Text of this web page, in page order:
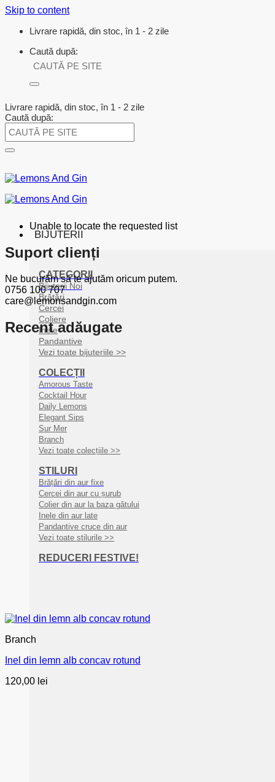
Skip to content
Livrare rapidă, din stoc, în 1 - 2 zile
Caută după:
Livrare rapidă, din stoc, în 1 - 2 zile
Caută după:
BIJUTERII
CATEGORII
Bijuterii Noi
Brățări
Cercei
Coliere
Inele
Pandantive
Vezi toate bijuteriile >>
COLECȚII
Amorous Taste
Cocktail Hour
Daily Lemons
Elegant Sips
Sur Mer
Branch
Vezi toate colecțiile >>
STILURI
Brățări din aur fixe
Cercei din aur cu șurub
Colier din aur la baza gâtului
Inele din aur late
Pandantive cruce din aur
Vezi toate stilurile >>
REDUCERI FESTIVE!
Unable to locate the requested list
Suport clienți
Ne bucurăm să te ajutăm oricum putem.
0756 100 707
care@lemonsandgin.com
Recent adăugate
Branch
Inel din lemn alb concav rotund
120,00 lei